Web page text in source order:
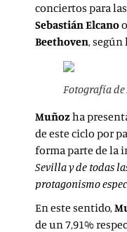
conciertos para
Sebastián Elcano
Beethoven,
Fotografía de
Muñozha
de este ciclo por
forma parte de la
Sevilla y de todas
protagonismo
En este sentido,
de un 7,91%